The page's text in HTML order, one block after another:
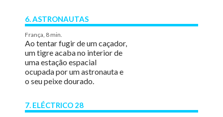
6. ASTRONAUTAS
França, 8 min.
Ao tentar fugir de um caçador,
um tigre acaba no interior de
uma estação espacial
ocupada por um astronauta e
o seu peixe dourado.
7. ELÉCTRICO 28